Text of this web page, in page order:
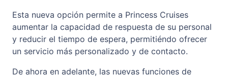
Esta nueva opción permite a Princess Cruises
aumentar la capacidad de respuesta de su personal
y reducir el tiempo de espera, permitiéndo ofrecer
un servicio más personalizado y de contacto.
De ahora en adelante, las nuevas funciones de